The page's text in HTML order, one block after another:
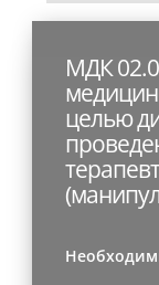
МДК
целью